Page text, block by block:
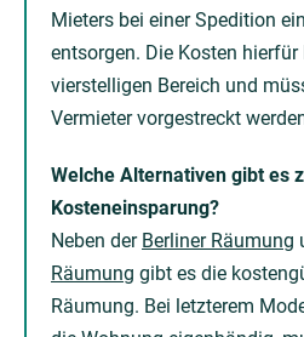
Mieters bei einer Spedition
entsorgen. Die Kosten
vierstelligen Bereich und
Vermieter vorgestreckt
Welche Alternativen gibt es
Kosteneinsparung?
Neben der Berliner Räumung
Räumung gibt es die
Räumung. Bei letzterem